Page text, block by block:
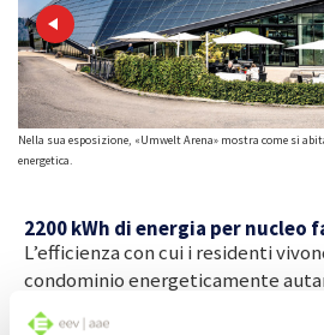
Nella sua esposizione, «Umwelt Arena» mostra come si
energetica.
2200 kWh di energia per nucleo
L’efficienza con cui i residenti
condominio energeticamente
anche dal fatto che consumano